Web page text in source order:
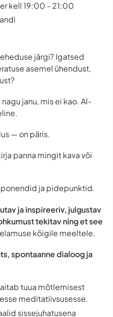
kell 19:00 - 21:00
järgi? Igatsed
asemel ühendust,
janu, mis ei kao. AI-
— on päris.
panna mingit kava või
ja pidepunktid.
ja inspireeriv, julgustav
tekitav ning et see
kõigile meeltele.
spontaanne dialoog ja
tuua mõtlemisest
meditatiivsusesse.
sissejuhatusena